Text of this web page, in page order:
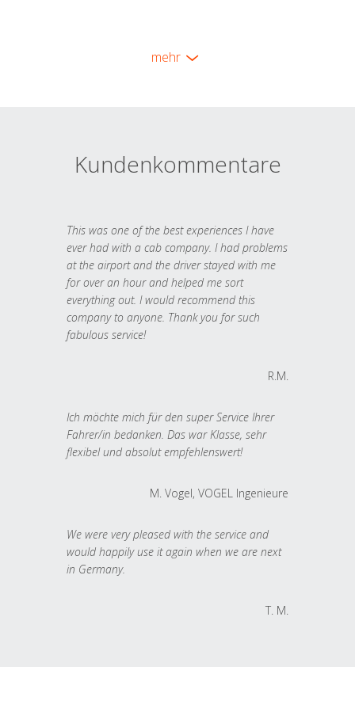
mehr
Kundenkommentare
This was one of the best experiences I have
ever had with a cab company. I had problems
at the airport and the driver stayed with me
for over an hour and helped me sort
everything out. I would recommend this
company to anyone. Thank you for such
fabulous service!
R.M.
Ich möchte mich für den super Service Ihrer
Fahrer/in bedanken. Das war Klasse, sehr
flexibel und absolut empfehlenswert!
M. Vogel, VOGEL Ingenieure
We were very pleased with the service and
would happily use it again when we are next
in Germany.
T. M.